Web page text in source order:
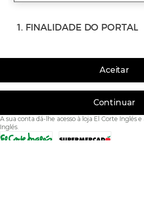
Aceitar
Continuar
A sua conta dá-lhe acesso à loja El Corte Inglés
Inglés.